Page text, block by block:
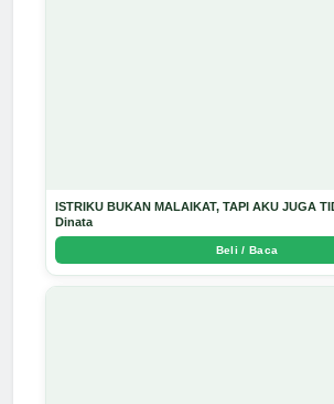
ISTRIKU BUKAN MALAIKAT, TAPI AKU JUGA
Dinata
Beli / Baca